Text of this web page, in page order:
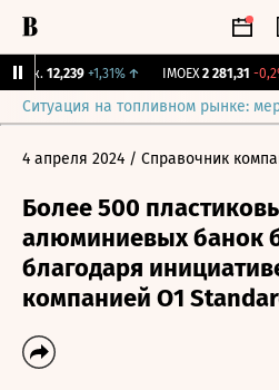
12,239 +1,31% ↑ IMOEX 2 281,31 -0,2%
Ситуация на топливном рынке:
4 апреля 2024 / Справочник
Более 500
алюминиевых банок
благодаря
компанией O1